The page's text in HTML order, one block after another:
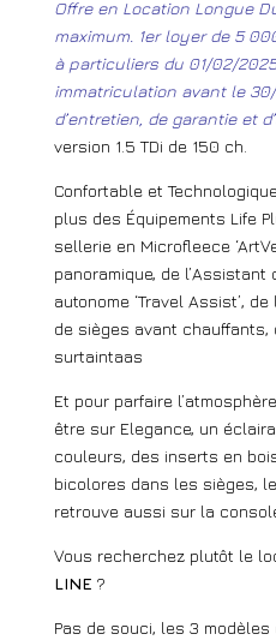
Offre en Location Longue
maximum. 1er loyer de 5
à particuliers du 01/02/
immatriculation avant le
d’entretien, de garantie et
version 1.5 TDi de 150 ch.
Confortable et
plus des Équipements Life
sellerie en Microfleece
panoramique, de
autonome ‘Travel Assist’,
de sièges avant
surtaintaas
Et pour parfaire
être sur Elegance, un
couleurs, des inserts en
bicolores dans les sièges,
retrouve aussi sur la
Vous recherchez plutôt le
LINE ?
Pas de souci, les 3